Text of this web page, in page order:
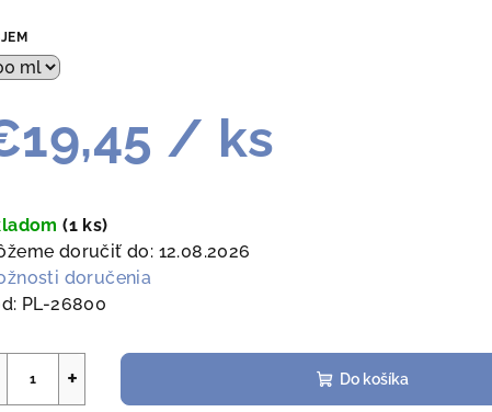
/ ks
(1 ks)
doručiť do: 12.08.2026
doručenia
PL-26800
+ Do košíka